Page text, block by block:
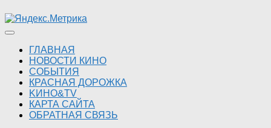
ГЛАВНАЯ
НОВОСТИ КИНО
СОБЫТИЯ
КРАСНАЯ ДОРОЖКА
KИНО&TV
КАРТА САЙТА
ОБРАТНАЯ СВЯЗЬ